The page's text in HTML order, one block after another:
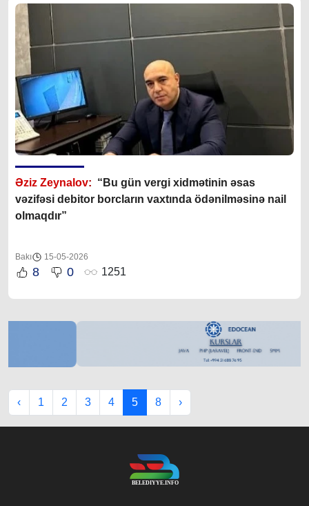
Əziz Zeynalov: “Bu gün vergi xidmətinin əsas
vəzifəsi debitor borcların vaxtında ödənilməsinə nail
olmaqdır”
Bakı 15-05-2026
8 0 1251
‹ 1 2 3 4 5 8 ›